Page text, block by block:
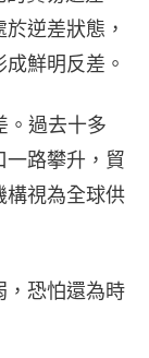
逆差狀態，
鮮明反差。
。過去十多
一路攀升，貿
構視為全球供
，恐怕還為時